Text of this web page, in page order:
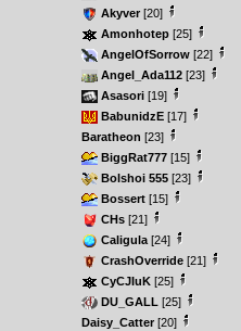
Akyver [20]
Amonhotep [25]
AngelOfSorrow [22]
Angel_Ada112 [23]
Asasori [19]
BabunidzE [17]
Baratheon [23]
BiggRat777 [15]
Bolshoi 555 [23]
Bossert [15]
CHs [21]
Caligula [24]
CrashOverride [21]
CyCJIuK [25]
DU_GALL [25]
Daisy_Catter [20]